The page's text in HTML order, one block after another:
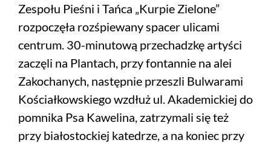
Zespołu Pieśni i Tańca „Kurpie Zielone”
rozpoczęła rozśpiewany spacer ulicami
centrum. 30-minutową przechadzkę artyści
zaczęli na Plantach, przy fontannie na alei
Zakochanych, następnie przeszli Bulwarami
Kościałkowskiego wzdłuż ul. Akademickiej do
pomnika Psa Kawelina, zatrzymali się też
przy białostockiej katedrze, a na koniec przy